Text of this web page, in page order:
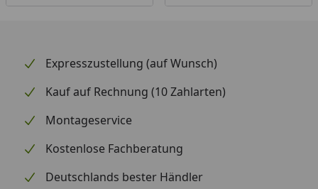
Expresszustellung (auf Wunsch)
Kauf auf Rechnung (10 Zahlarten)
Montageservice
Kostenlose Fachberatung
Deutschlands bester Händler